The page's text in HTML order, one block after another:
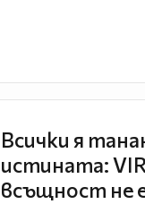
Всички я
истината:
всъщност не